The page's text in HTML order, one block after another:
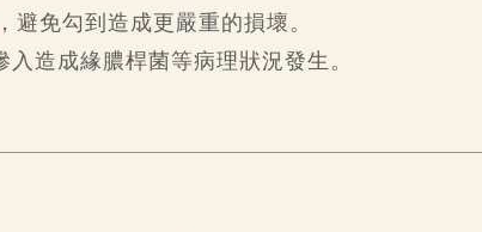
，避免勾到造成更嚴重的損壞。
造成緣膿桿菌等病理狀況發生。